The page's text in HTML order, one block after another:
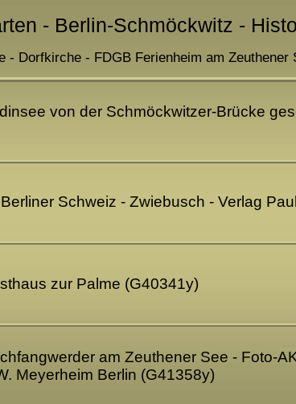
- Berlin-Schmöckwitz -
- Dorfkirche - FDGB Ferienheim am Zeuthener
von der Schmöckwitzer-Brücke
Schweiz - Zwiebusch - Verlag
zur Palme (G40341y)
am Zeuthener See - Foto-
Meyerheim Berlin (G41358y)